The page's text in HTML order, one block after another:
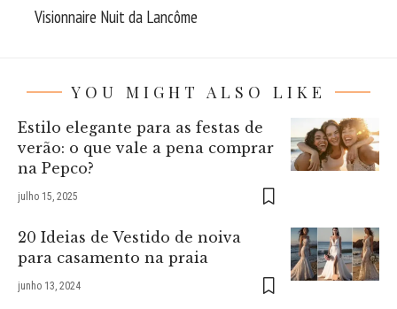
Visionnaire Nuit da Lancôme
YOU MIGHT ALSO LIKE
Estilo elegante para as festas de
verão: o que vale a pena comprar
na Pepco?
julho 15, 2025
20 Ideias de Vestido de noiva
para casamento na praia
junho 13, 2024